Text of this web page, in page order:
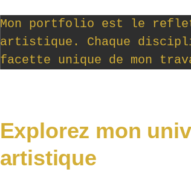
Mon portfolio est le reflet
artistique. Chaque
facette unique de mon
Explorez mon
artistique